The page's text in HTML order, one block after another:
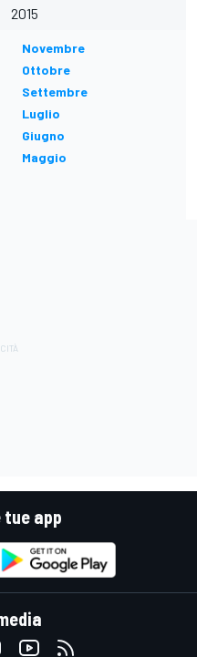
2015
Novembre
Ottobre
Settembre
Luglio
Giugno
Maggio
app